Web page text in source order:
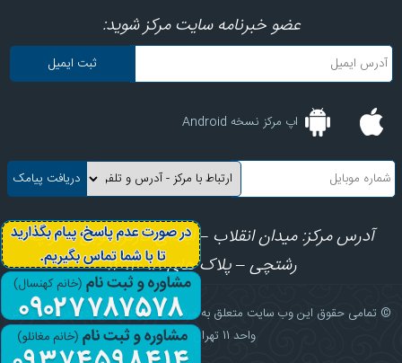
عضو خبرنامه سایت مرکز شوید:
اپ مرکز نسخه Android
آدرس مرکز: میدان انقلاب – ابتدای کارگرجنوبی – کوچه
رشتچی – پلاک های 8، 10، 12
© تمامی حقوق این وب سایت متعلق به مرکز آموزش علمی کاربردی فرهنگ و هنر
واحد 11 تهران می باشد.